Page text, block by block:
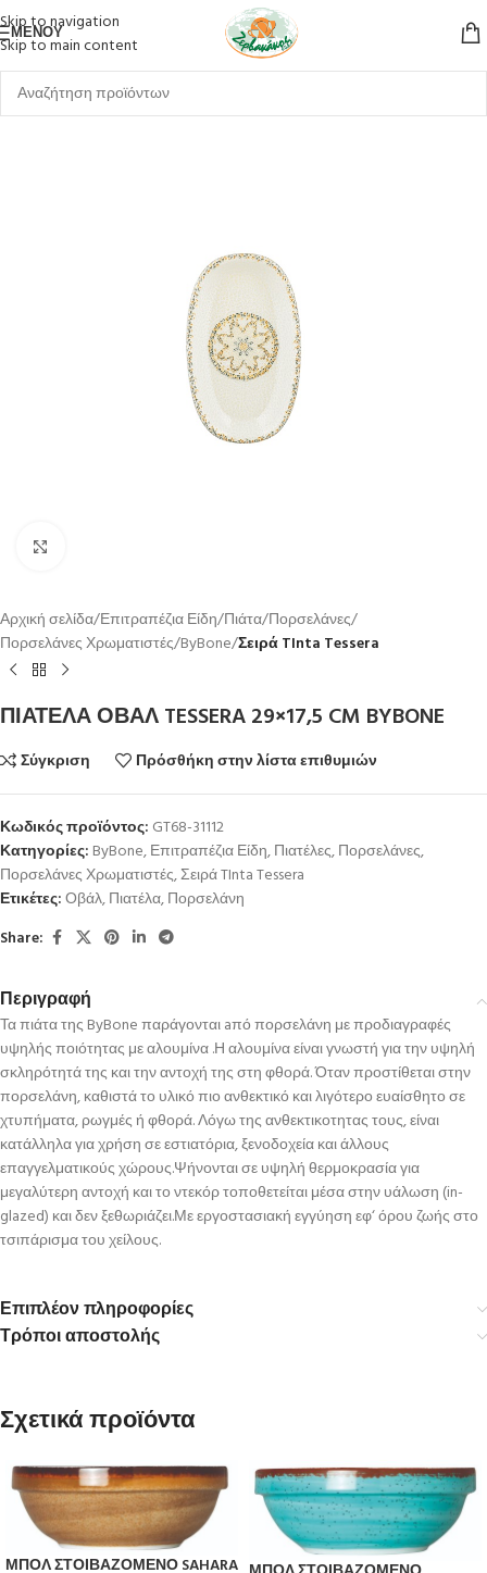
Skip to navigation
Skip to main content
ΜΕΝΟΎ
Αρχική σελίδα Επιτραπέζια Είδη Πιάτα Πορσελάνες
Πορσελάνες Χρωματιστές ByBone Σειρά TInta Tessera
ΠΙΑΤΕΛΑ ΟΒΑΛ TESSERA 29×17,5 CM BYBONE
Σύγκριση Πρόσθήκη στην λίστα επιθυμιών
Κωδικός προϊόντος: GT68-31112
Κατηγορίες: ByBone,Επιτραπέζια Είδη,Πιατέλες,Πορσελάνες,
Πορσελάνες Χρωματιστές,Σειρά TInta Tessera
Ετικέτες:Οβάλ,Πιατέλα,Πορσελάνη
Share:
Περιγραφή
Τα πιάτα της ByBone παράγονται aπό πορσελάνη με προδιαγραφές
υψηλής ποιότητας με αλουμίνα .Η αλουμίνα είναι γνωστή για την υψηλή
σκληρότητά της και την αντοχή της στη φθορά. Όταν προστίθεται στην
πορσελάνη, καθιστά το υλικό πιο ανθεκτικό και λιγότερο ευαίσθητο σε
χτυπήματα, ρωγμές ή φθορά. Λόγω της ανθεκτικοτητας τους, είναι
κατάλληλα για χρήση σε εστιατόρια, ξενοδοχεία και άλλους
επαγγελματικούς χώρους.Ψήνονται σε υψηλή θερμοκρασία για
μεγαλύτερη αντοχή και το ντεκόρ τοποθετείται μέσα στην υάλωση (in-
glazed) και δεν ξεθωριάζει.Με εργοστασιακή εγγύηση εφ‘ όρου ζωής στο
τσιπάρισμα του χείλους.
Επιπλέον πληροφορίες
Τρόποι αποστολής
Σχετικά προϊόντα
ΜΠΟΛ ΣΤΟΙΒΑΖΟΜΕΝΟ SAHARA